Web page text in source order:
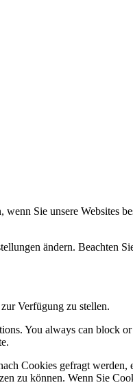
Sie unsere Websites
ändern. Beachten
Verfügung zu stellen.
You always can block
Cookies gefragt
zu können. Wenn Sie